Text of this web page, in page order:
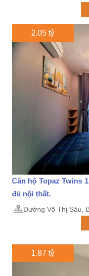
2,05 tỷ
Căn hộ Topaz Twins
đủ nội thất.
Đường Võ Thị Sáu,
1.87 tỷ